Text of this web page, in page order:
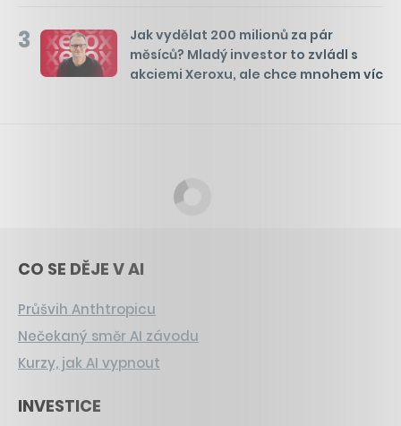
3
Jak vydělat 200 milionů za pár
měsíců? Mladý investor to zvládl s
akciemi Xeroxu, ale chce mnohem víc
CO SE DĚJE V AI
Průšvih Anthtropicu
Nečekaný směr AI závodu
Kurzy, jak AI vypnout
INVESTICE